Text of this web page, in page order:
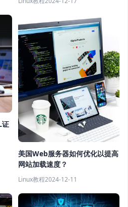
证
美国Web服务器如何优化以提高
网站加载速度？
Linux教程2024-12-11